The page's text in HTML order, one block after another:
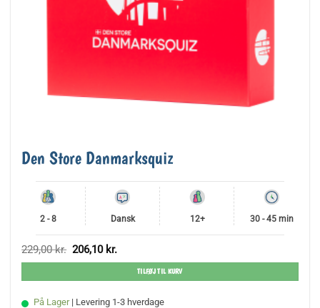
Den Store Danmarksquiz
2 - 8 Dansk 12+ 30 - 45 min
229,00kr. Den
oprindelige
pris
229,00 kr..
206,10 kr.
aktuelle
pris
206,10 kr..
TILFØJ TIL KURV
På Lager | Levering 1-3 hverdage